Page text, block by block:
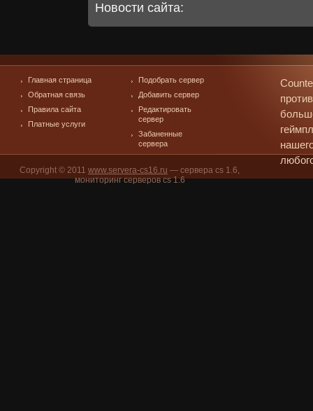
Новости сайта:
Главная страница
Обратная связь
Правила сайта
Платные услуги
Подобрать сервер
Добавить сервер
Редактировать
сервер
Забаненные
сервера
Copyright © 2011 www.servera-cs16.ru — сервера cs 1.6,
мониторинг серверов cs 1.6